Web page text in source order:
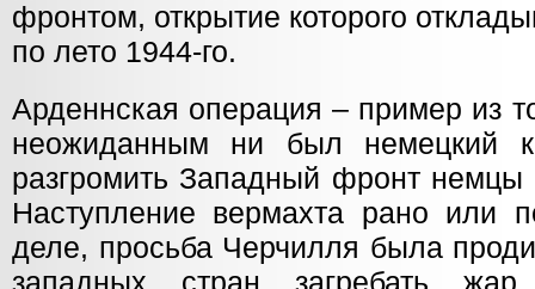
фронтом, открытие которого
по лето 1944-го.
Арденнская операция – пример из
неожиданным ни был немецкий
разгромить Западный фронт
Наступление вермахта рано или
деле, просьба Черчилля была
западных стран загребать